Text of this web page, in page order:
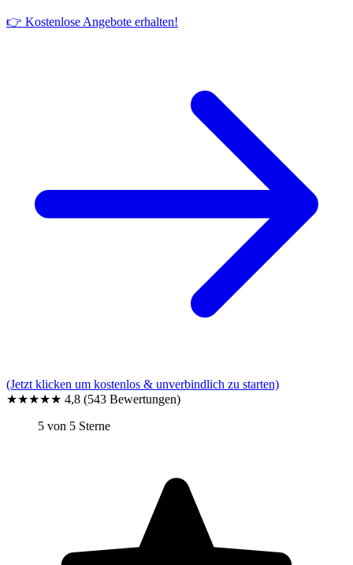
👉 Kostenlose Angebote erhalten!
(Jetzt klicken um kostenlos & unverbindlich zu starten)
★★★★★ 4,8 (543 Bewertungen)
5 von 5 Sterne